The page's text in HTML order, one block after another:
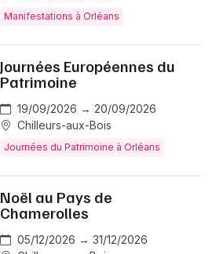
Manifestations à Orléans
Journées Européennes du
Patrimoine
19/09/2026 → 20/09/2026
Chilleurs-aux-Bois
Journées du Patrimoine à Orléans
Noël au Pays de
Chamerolles
05/12/2026 → 31/12/2026